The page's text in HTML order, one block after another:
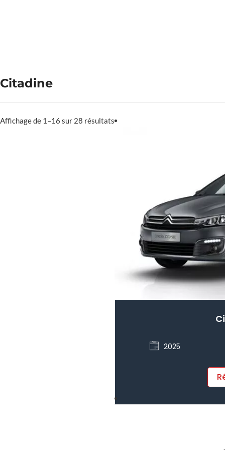
Citadine
Affichage de 1–16 sur 28 résultats
2025